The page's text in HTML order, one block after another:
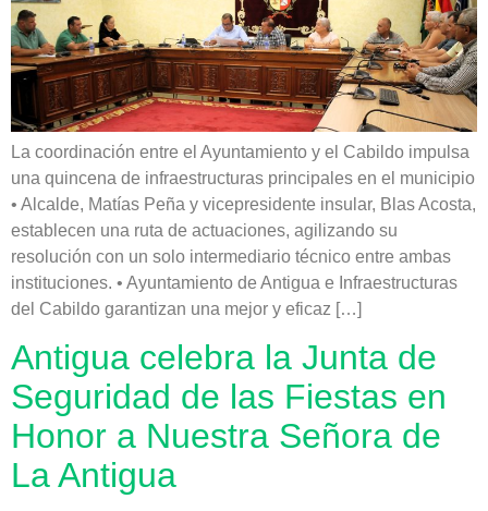
La coordinación entre el Ayuntamiento y el Cabildo impulsa
una quincena de infraestructuras principales en el municipio
• Alcalde, Matías Peña y vicepresidente insular, Blas Acosta,
establecen una ruta de actuaciones, agilizando su
resolución con un solo intermediario técnico entre ambas
instituciones. • Ayuntamiento de Antigua e Infraestructuras
del Cabildo garantizan una mejor y eficaz […]
Antigua celebra la Junta de
Seguridad de las Fiestas en
Honor a Nuestra Señora de
La Antigua